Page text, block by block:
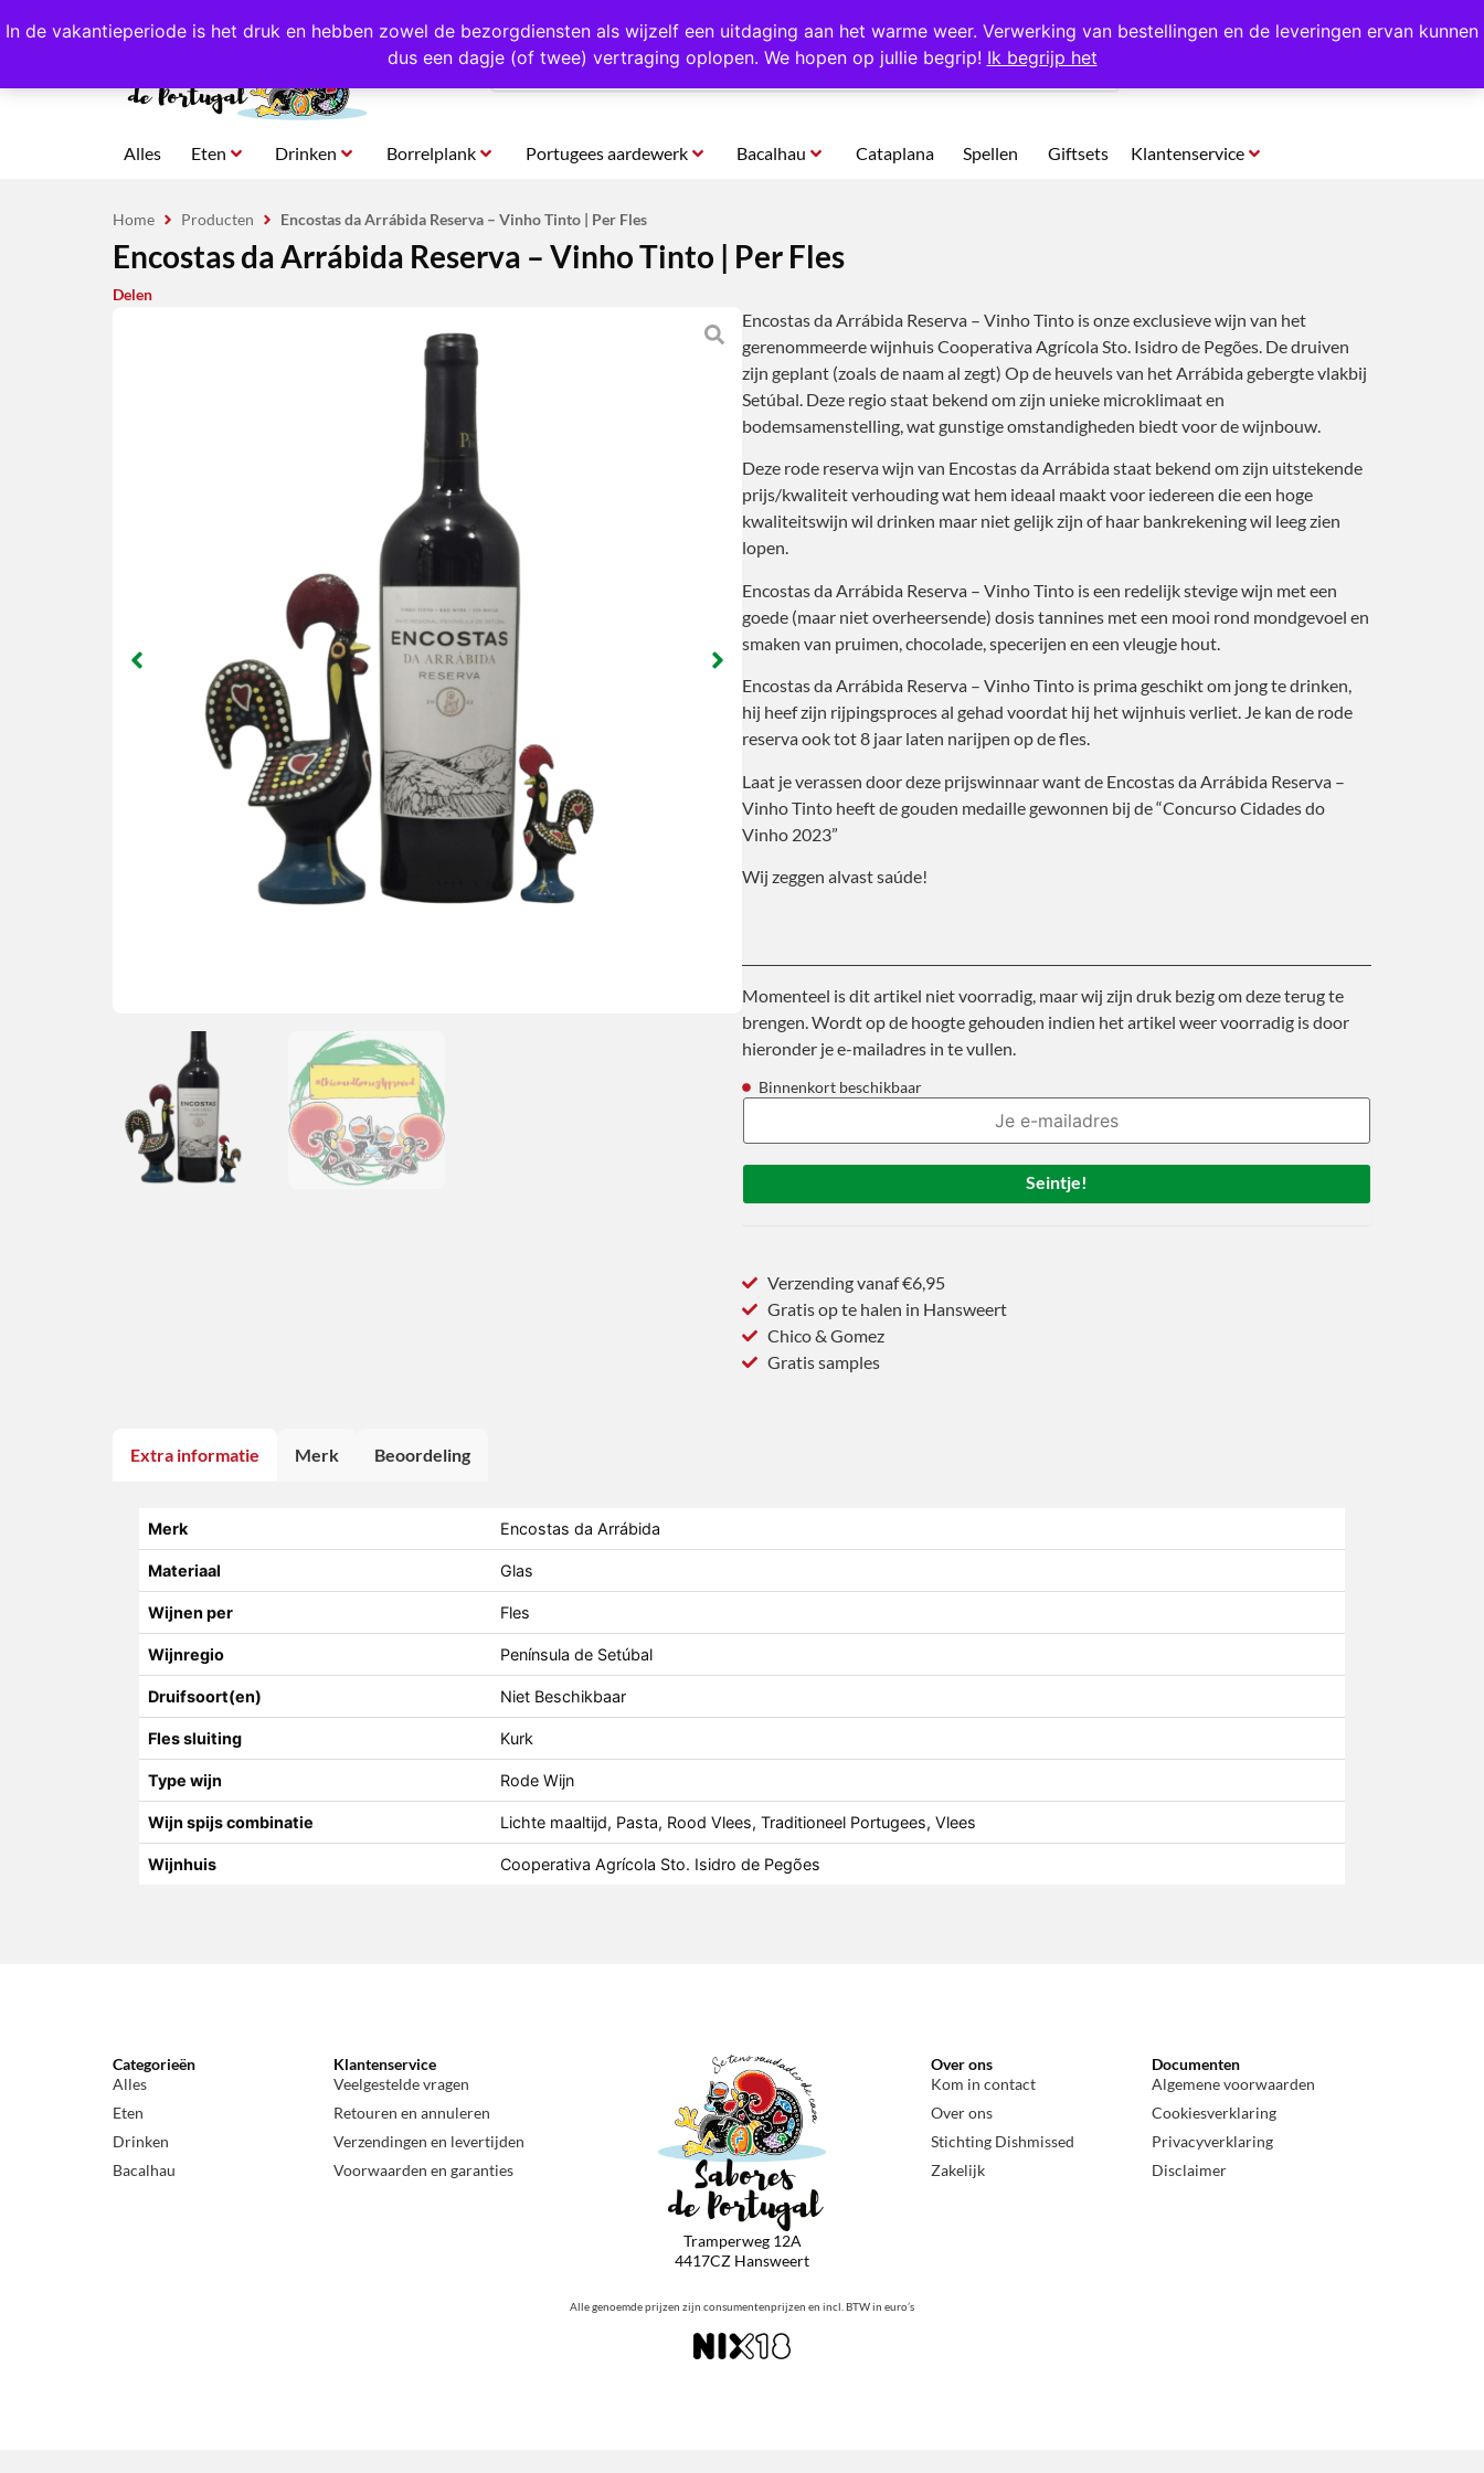
In de vakantieperiode is het druk en hebben zowel de bezorgdiensten als wijzelf een uitdaging aan het warme weer. Verwerking van bestellingen en de leveringen ervan kunnen
dus een dagje (of twee) vertraging oplopen. We hopen op jullie begrip! Ik begrijp het
4,8/5,0 sterren beoordeeld! Eigen import uit Portugal Altijd 1000 verschillende producten op voorraad Gratis op te halen in Hansweert
Alles Eten Drinken Borrelplank Portugees aardewerk Bacalhau Cataplana Spellen Giftsets Klantenservice
Home Producten Encostas da Arrábida Reserva – Vinho Tinto | Per Fles
Encostas da Arrábida Reserva – Vinho Tinto | Per Fles
Delen
Encostas da Arrábida Reserva – Vinho Tinto is onze exclusieve wijn van het
gerenommeerde wijnhuis Cooperativa Agrícola Sto. Isidro de Pegões. De druiven
zijn geplant (zoals de naam al zegt) Op de heuvels van het Arrábida gebergte vlakbij
Setúbal. Deze regio staat bekend om zijn unieke microklimaat en
bodemsamenstelling, wat gunstige omstandigheden biedt voor de wijnbouw.
Deze rode reserva wijn van Encostas da Arrábida staat ​​bekend om zijn uitstekende
prijs/kwaliteit verhouding wat hem ideaal maakt voor iedereen die een hoge
kwaliteitswijn wil drinken maar niet gelijk zijn of haar bankrekening wil leeg zien
lopen.
Encostas da Arrábida Reserva – Vinho Tinto is een redelijk stevige wijn met een
goede (maar niet overheersende) dosis tannines met een mooi rond mondgevoel en
smaken van pruimen, chocolade, specerijen en een vleugje hout.
Encostas da Arrábida Reserva – Vinho Tinto is prima geschikt om jong te drinken,
hij heef zijn rijpingsproces al gehad voordat hij het wijnhuis verliet. Je kan de rode
reserva ook tot 8 jaar laten narijpen op de fles.
Laat je verassen door deze prijswinnaar want de Encostas da Arrábida Reserva –
Vinho Tinto heeft de gouden medaille gewonnen bij de “Concurso Cidades do
Vinho 2023”
Wij zeggen alvast saúde!
Momenteel is dit artikel niet voorradig, maar wij zijn druk bezig om deze terug te
brengen. Wordt op de hoogte gehouden indien het artikel weer voorradig is door
hieronder je e-mailadres in te vullen.
Binnenkort beschikbaar
Seintje!
Verzending vanaf €6,95
Gratis op te halen in Hansweert
Chico & Gomez
Gratis samples
Extra informatie Merk Beoordeling
Merk Encostas da Arrábida
Materiaal Glas
Wijnen per Fles
Wijnregio Península de Setúbal
Druifsoort(en) Niet Beschikbaar
Fles sluiting Kurk
Type wijn Rode Wijn
Wijn spijs combinatie Lichte maaltijd, Pasta, Rood Vlees, Traditioneel Portugees, Vlees
Wijnhuis Cooperativa Agrícola Sto. Isidro de Pegões
Categorieën
Alles
Eten
Drinken
Bacalhau
Klantenservice
Veelgestelde vragen
Retouren en annuleren
Verzendingen en levertijden
Voorwaarden en garanties
Tramperweg 12A
4417CZ Hansweert
Alle genoemde prijzen zijn consumentenprijzen en incl. BTW in euro’s
Over ons
Kom in contact
Over ons
Stichting Dishmissed
Zakelijk
Documenten
Algemene voorwaarden
Cookiesverklaring
Privacyverklaring
Disclaimer